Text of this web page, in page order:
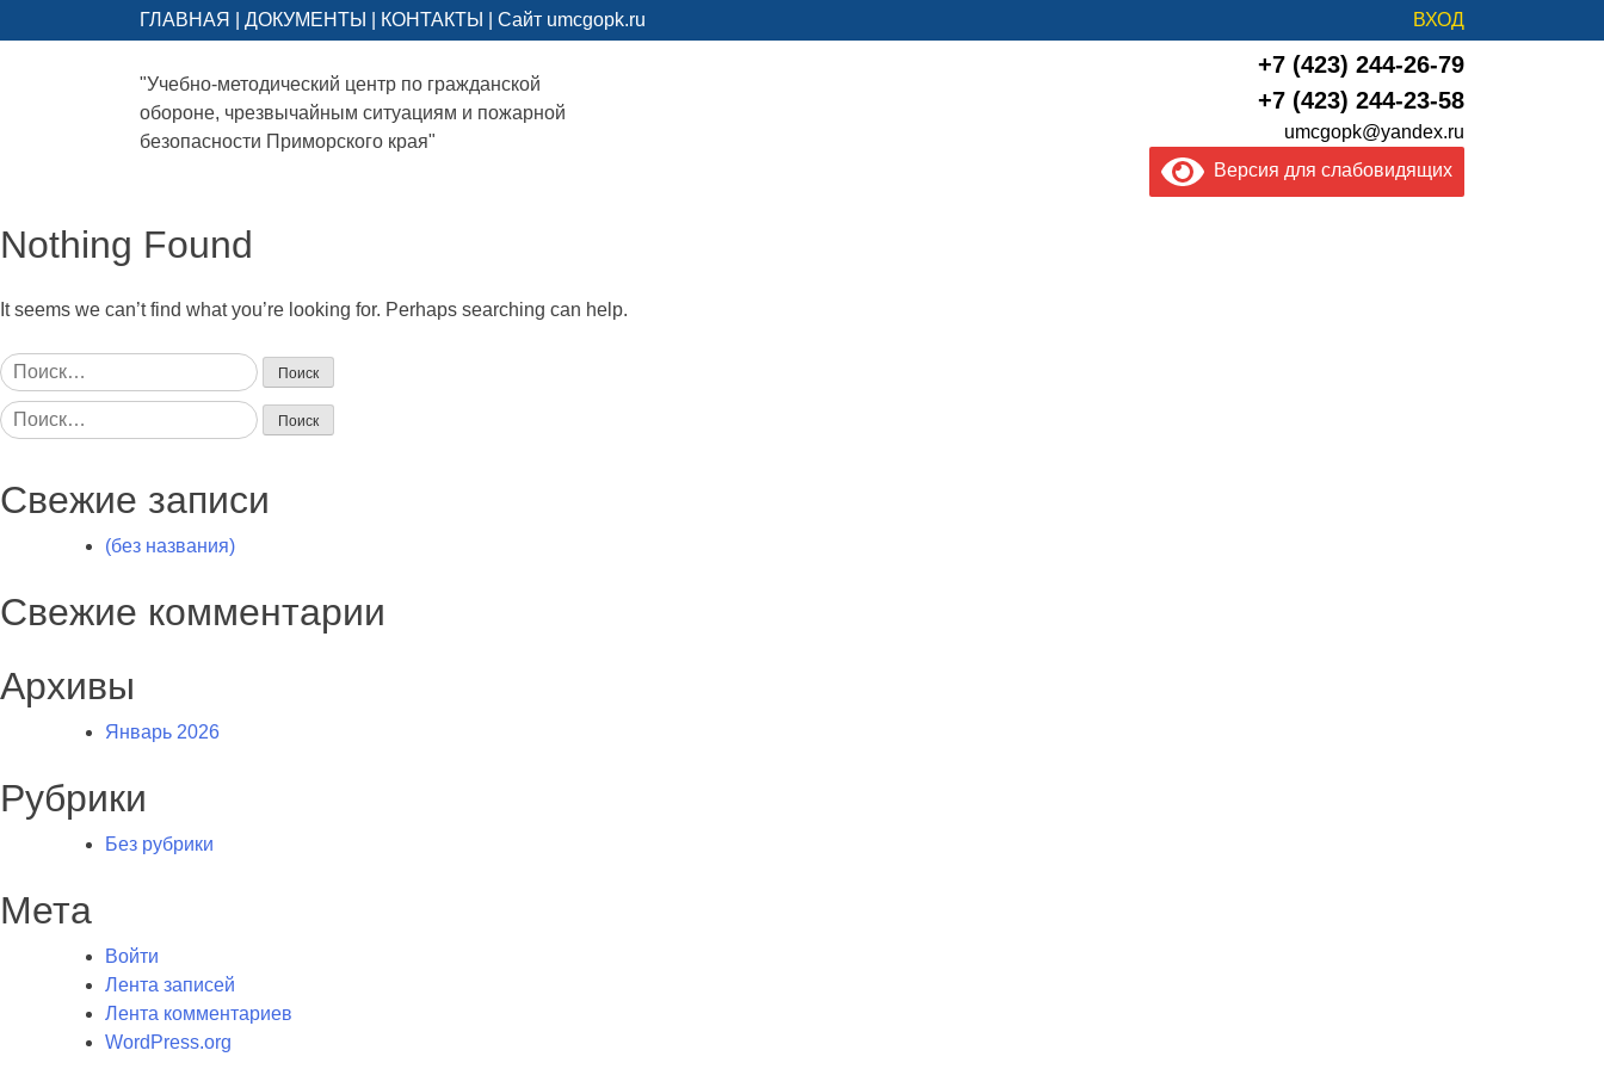
ГЛАВНАЯ ДОКУМЕНТЫ КОНТАКТЫ Сайт umcgopk.ru ВХОД
"Учебно-методический центр по гражданской
обороне, чрезвычайным ситуациям и пожарной
безопасности Приморского края"
+7 (423) 244-26-79
+7 (423) 244-23-58
umcgopk@yandex.ru
Версия для слабовидящих
Nothing Found
It seems we can’t find what you’re looking for. Perhaps searching can help.
Найти:
Найти:
Свежие записи
(без названия)
Свежие комментарии
Архивы
Январь 2026
Рубрики
Без рубрики
Мета
Войти
Лента записей
Лента комментариев
WordPress.org